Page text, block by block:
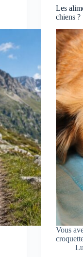
Les
chiens ?
Vous